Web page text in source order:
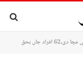
جاں بحق